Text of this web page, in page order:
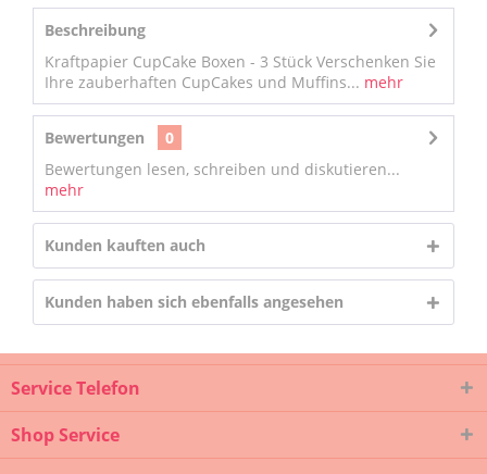
Beschreibung
Kraftpapier CupCake Boxen - 3 Stück Verschenken Sie
Ihre zauberhaften CupCakes und Muffins... mehr
Bewertungen
0
Bewertungen lesen, schreiben und diskutieren...
mehr
Kunden kauften auch
Kunden haben sich ebenfalls angesehen
Service Telefon
Shop Service